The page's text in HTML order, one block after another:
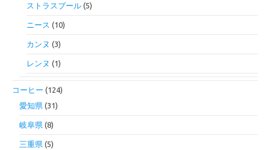
ストラスブール (5)
ニース (10)
カンヌ (3)
レンヌ (1)
コーヒー (124)
愛知県 (31)
岐阜県 (8)
三重県 (5)